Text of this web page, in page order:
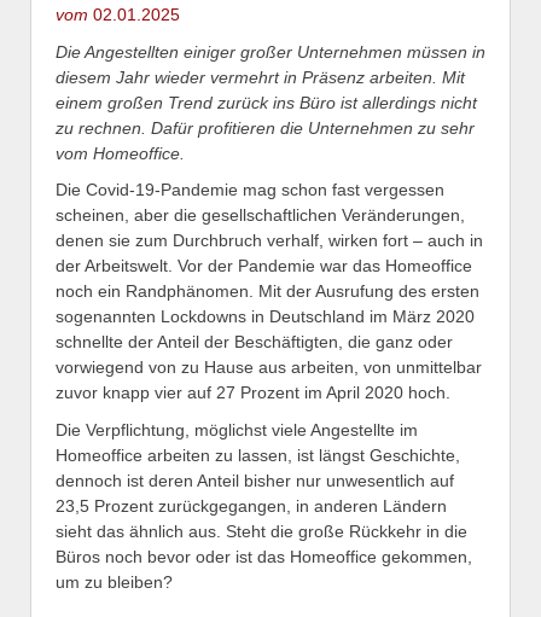
vom 02.01.2025
Die Angestellten einiger großer Unternehmen müssen in
diesem Jahr wieder vermehrt in Präsenz arbeiten. Mit
einem großen Trend zurück ins Büro ist allerdings nicht
zu rechnen. Dafür profitieren die Unternehmen zu sehr
vom Homeoffice.
Die Covid-19-Pandemie mag schon fast vergessen
scheinen, aber die gesellschaftlichen Veränderungen,
denen sie zum Durchbruch verhalf, wirken fort – auch in
der Arbeitswelt. Vor der Pandemie war das Homeoffice
noch ein Randphänomen. Mit der Ausrufung des ersten
sogenannten Lockdowns in Deutschland im März 2020
schnellte der Anteil der Beschäftigten, die ganz oder
vorwiegend von zu Hause aus arbeiten, von unmittelbar
zuvor knapp vier auf 27 Prozent im April 2020 hoch.
Die Verpflichtung, möglichst viele Angestellte im
Homeoffice arbeiten zu lassen, ist längst Geschichte,
dennoch ist deren Anteil bisher nur unwesentlich auf
23,5 Prozent zurückgegangen, in anderen Ländern
sieht das ähnlich aus. Steht die große Rückkehr in die
Büros noch bevor oder ist das Homeoffice gekommen,
um zu bleiben?